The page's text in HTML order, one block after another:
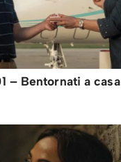
– Bentornati a casa